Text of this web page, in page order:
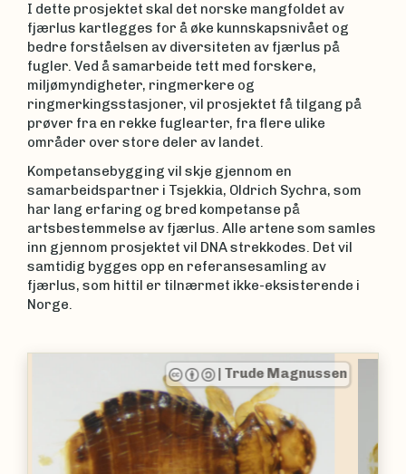
I dette prosjektet skal det norske mangfoldet av
fjærlus kartlegges for å øke kunnskapsnivået og
bedre forståelsen av diversiteten av fjærlus på
fugler. Ved å samarbeide tett med forskere,
miljømyndigheter, ringmerkere og
ringmerkingsstasjoner, vil prosjektet få tilgang på
prøver fra en rekke fuglearter, fra flere ulike
områder over store deler av landet.
Kompetansebygging vil skje gjennom en
samarbeidspartner i Tsjekkia, Oldrich Sychra, som
har lang erfaring og bred kompetanse på
artsbestemmelse av fjærlus. Alle artene som samles
inn gjennom prosjektet vil DNA strekkodes. Det vil
samtidig bygges opp en referansesamling av
fjærlus, som hittil er tilnærmet ikke-eksisterende i
Norge.
|Trude Magnussen